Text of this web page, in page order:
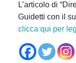
L’articolo di
Guidetti con il
clicca qui per